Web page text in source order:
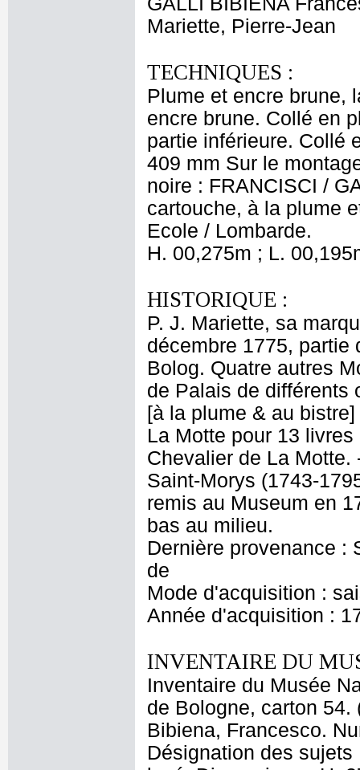
Mariette, Pierre-Jean
TECHNIQUES :
Plume et encre brune,
encre brune. Collé en
partie inférieure. Collé
409 mm Sur le
noire : FRANCISCI /
cartouche, à la plume
Ecole / Lombarde.
H. 00,275m ; L.
HISTORIQUE :
P. J. Mariette, sa
décembre 1775, partie
Bolog. Quatre autres
de Palais de différents
[à la plume & au
La Motte pour 13
Chevalier de La Motte.
Saint-Morys (1743-
remis au Museum en
bas au milieu.
Dernière provenance :
de
Mode d'acquisition :
Année d'acquisition :
INVENTAIRE DU
Inventaire du Musée
de Bologne, carton
Bibiena, Francesco.
Désignation des